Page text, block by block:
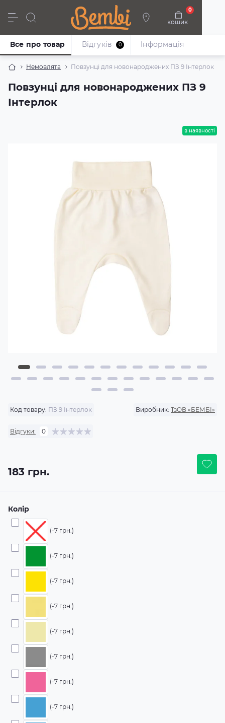
кошик
0
Дівчата Хлопці Немовлята Взуття
Немовлята Повзунці для новонароджених ПЗ 9 Інтерлок
Повзунці для новонароджених ПЗ 9
Інтерлок
Все про товар Відгуків 0 Iнформація
в наявності
Код товару: ПЗ 9 Інтерлок Виробник: ТзОВ «БЕМБІ»
Відгуки: 0
183 грн.
Колір
(-7 грн.)
(-7 грн.)
(-7 грн.)
(-7 грн.)
(-7 грн.)
(-7 грн.)
(-7 грн.)
(-7 грн.)